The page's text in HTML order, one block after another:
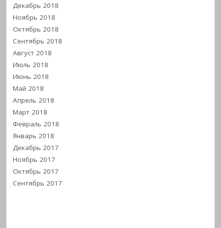
Декабрь 2018
Ноябрь 2018
Октябрь 2018
Сентябрь 2018
Август 2018
Июль 2018
Июнь 2018
Май 2018
Апрель 2018
Март 2018
Февраль 2018
Январь 2018
Декабрь 2017
Ноябрь 2017
Октябрь 2017
Сентябрь 2017